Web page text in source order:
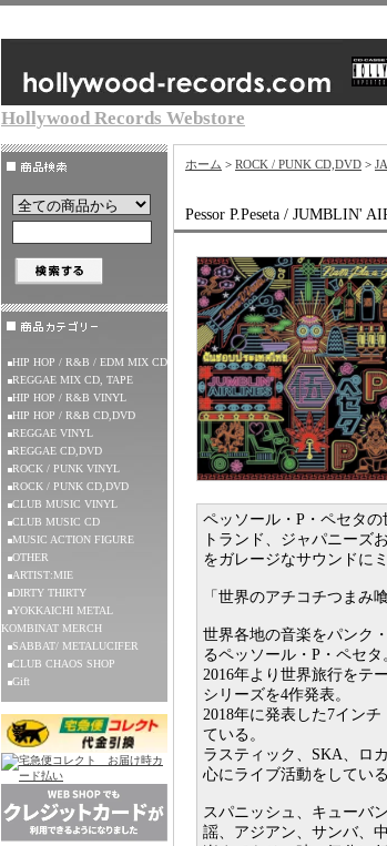
Hollywood Records Webstore
HIP HOP / R&B / EDM MIX CD
REGGAE MIX CD, TAPE
HIP HOP / R&B VINYL
HIP HOP / R&B CD,DVD
REGGAE VINYL
REGGAE CD,DVD
ROCK / PUNK VINYL
ROCK / PUNK CD,DVD
CLUB MUSIC VINYL
CLUB MUSIC CD
MUSIC ACTION FIGURE
OTHER
ARTIST:MIE
DIRTY THIRTY
YOKKAICHI METAL
KOMBINAT MERCH
SABBAT/ METALUCIFER
CLUB CHAOS SHOP
Gift
ホーム > ROCK / PUNK CD,DVD >
Pessor P.Peseta / JUMBLIN'
ペッソール・P・ペセタ
トランド、ジャパニーズ
をガレージなサウンドに
「世界のアチコチつまみ
世界各地の音楽をパンク
るペッソール・P・ペセタ
2016年より世界旅行をテ
シリーズを4作発表。
2018年に発表した7インチ
ている。
ラスティック、SKA、ロ
心にライブ活動をしている
スパニッシュ、キューバ
謡、アジアン、サンバ、